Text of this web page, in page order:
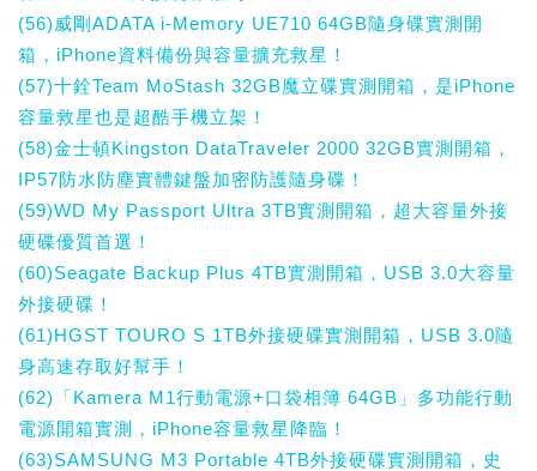
(56)威剛ADATA i-Memory UE710 64GB隨身碟實測開
箱，iPhone資料備份與容量擴充救星！
(57)十銓Team MoStash 32GB魔立碟實測開箱，是iPhone
容量救星也是超酷手機立架！
(58)金士頓Kingston DataTraveler 2000 32GB實測開箱，
IP57防水防塵實體鍵盤加密防護隨身碟！
(59)WD My Passport Ultra 3TB實測開箱，超大容量外接
硬碟優質首選！
(60)Seagate Backup Plus 4TB實測開箱，USB 3.0大容量
外接硬碟！
(61)HGST TOURO S 1TB外接硬碟實測開箱，USB 3.0隨
身高速存取好幫手！
(62)「Kamera M1行動電源+口袋相簿 64GB」多功能行動
電源開箱實測，iPhone容量救星降臨！
(63)SAMSUNG M3 Portable 4TB外接硬碟實測開箱，史